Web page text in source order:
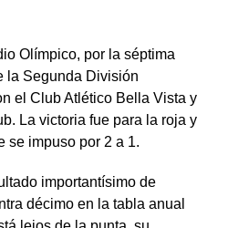
Olímpico, por la séptima
la Segunda División
el Club Atlético Bella Vista y
La victoria fue para la roja y
se impuso por 2 a 1.
importantísimo de
décimo en la tabla anual